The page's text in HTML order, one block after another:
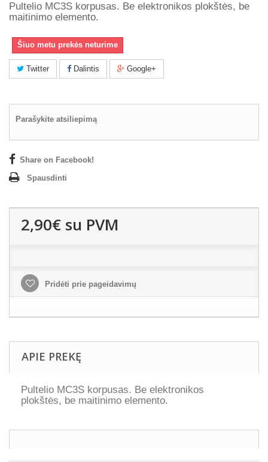
Pultelio MC3S korpusas. Be elektronikos plokštės, be
maitinimo elemento.
Šiuo metu prekės neturime
Twitter Dalintis Google+
Parašykite atsiliepimą
Share on Facebook!
Spausdinti
2,90€ su PVM
Pridėti prie pageidavimų
APIE PREKĘ
Pultelio MC3S korpusas. Be elektronikos
plokštės, be maitinimo elemento.